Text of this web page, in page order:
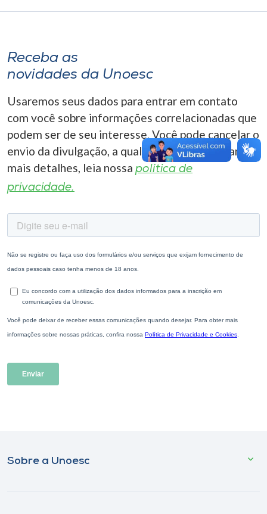
Selecione
A+
Receba as
novidades da Unoesc
Usaremos seus dados para entrar em contato
com você sobre informações correlacionadas que
podem ser de seu interesse. Você pode cancelar o
envio da divulgação, a qualquer momento. Para
mais detalhes, leia nossa política de
privacidade.
Sobre a Unoesc